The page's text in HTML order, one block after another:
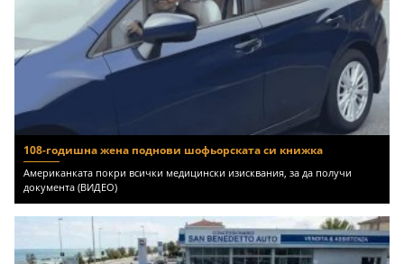
108-годишна жена поднови шофьорската си книжка
Американката покри всички медицински изисквания, за да получи
документа (ВИДЕО)